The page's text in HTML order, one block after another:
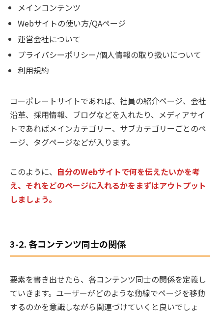
メインコンテンツ
Webサイトの使い方/QAページ
運営会社について
プライバシーポリシー/個人情報の取り扱いについて
利用規約
コーポレートサイトであれば、社員の紹介ページ、会社
沿革、採用情報、ブログなどを入れたり、メディアサイ
トであればメインカテゴリー、サブカテゴリーごとのペ
ージ、タグページなどが入ります。
このように、 自分のWebサイトで何を伝えたいかを考
え、それをどのページに入れるかをまずはアウトプット
しましょう。
3-2. 各コンテンツ同士の関係
要素を書き出せたら、各コンテンツ同士の関係を定義し
ていきます。ユーザーがどのような動線でページを移動
するのかを意識しながら関連づけていくと良いでしょ